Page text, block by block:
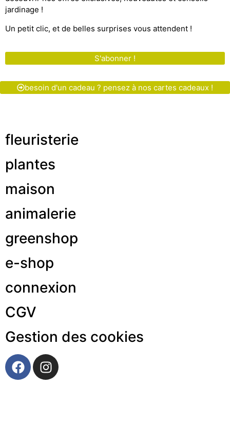
jardinage !
Un petit clic, et de belles surprises vous attendent !
S'abonner !
besoin d'un cadeau ? pensez à nos cartes cadeaux !
fleuristerie
plantes
maison
animalerie
greenshop
e-shop
connexion
CGV
Gestion des cookies